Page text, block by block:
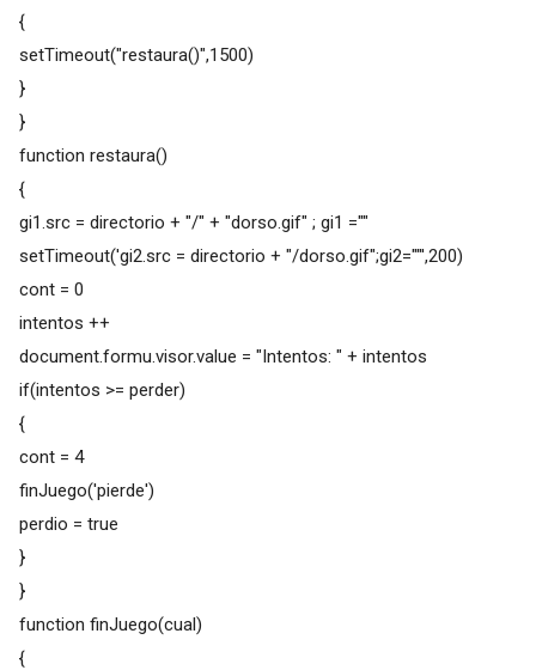
{
setTimeout("restaura()",1500)
}
}
function restaura()
{
gi1.src = directorio + "/" + "dorso.gif" ; gi1 =""
setTimeout('gi2.src = directorio + "/dorso.gif";gi2=""',200)
cont = 0
intentos ++
document.formu.visor.value = "Intentos: " + intentos
if(intentos >= perder)
{
cont = 4
finJuego('pierde')
perdio = true
}
}
function finJuego(cual)
{